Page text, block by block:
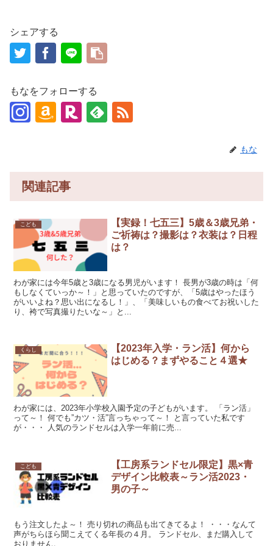
シェアする
もなをフォローする
もな
関連記事
こども
【実録！七五三】5歳＆3歳兄弟・
ご祈祷は？撮影は？衣装は？日程
は？
わが家には今年5歳と3歳になる男児がいます！ 長男が3歳の時は「何
もしなくていっか～！」と思っていたのですが、「5歳はやったほう
がいいよね？思い出になるし！」、「美味しいもの食べてお祝いした
り、袴で写真撮りたいな～」と...
くらし
【2023年入学・ラン活】何から
はじめる？まずやること４選★
わが家には、2023年小学校入園予定の子どもがいます。 「ラン活」
って～！ 何でも”カツ・活”言っちゃって～！ と言っていた私です
が・・・ 人気のランドセルは入学一年前に売...
こども
【工房系ランドセル限定】黒×青
デザイン比較表～ラン活2023・
男の子～
もう注文したよ～！ 売り切れの商品も出てきてるよ！ ・・・なんて
声がちらほら聞こえてくる年長の４月。 ランドセル、まだ購入して
おりません。...